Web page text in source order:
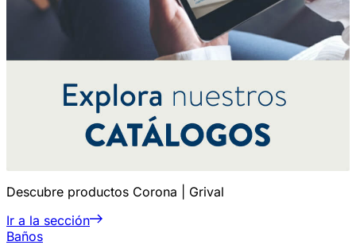
Descubre productos Corona | Grival
Ir a la sección
Baños